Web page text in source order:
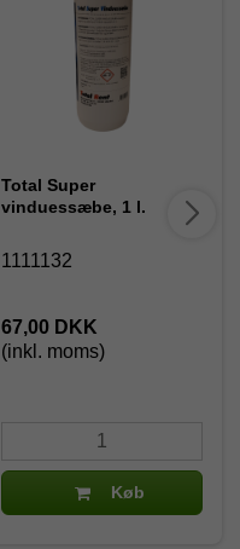
Total Super
vinduessæbe, 1 l.
1111132
67,00 DKK
(inkl. moms)
Køb